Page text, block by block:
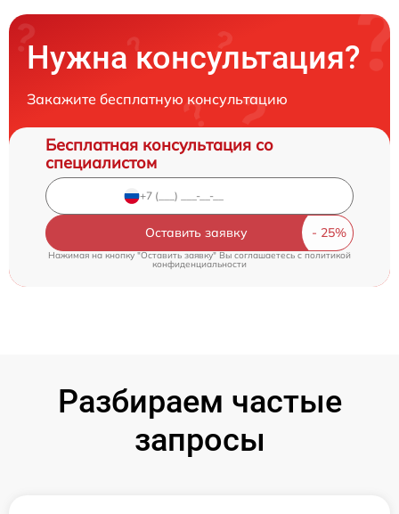
Нужна консультация?
Закажите бесплатную консультацию
Бесплатная консультация со
специалистом
Оставить заявку
Нажимая на кнопку "Оставить заявку" Вы соглашаетесь cполитикой
конфиденциальности
Разбираем частые
запросы